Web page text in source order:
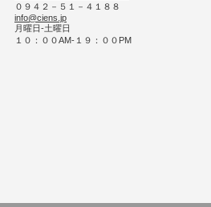
０９４２－５１－４１８８
info@ciens.jp
月曜日-土曜日
１０：００AM-１９：００PM